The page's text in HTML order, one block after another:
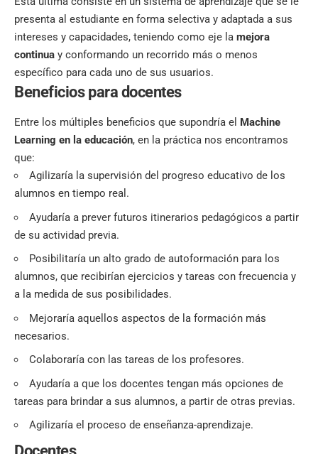
presenta al estudiante en forma selectiva y adaptada a sus
intereses y capacidades, teniendo como eje la mejora
continua y conformando un recorrido más o menos
específico para cada uno de sus usuarios.
Beneficios para docentes
Entre los múltiples beneficios que supondría el Machine
Learning en la educación, en la práctica nos encontramos
que:
Agilizaría la supervisión del progreso educativo de los
alumnos en tiempo real.
Ayudaría a prever futuros itinerarios pedagógicos a partir
de su actividad previa.
Posibilitaría un alto grado de autoformación para los
alumnos, que recibirían ejercicios y tareas con frecuencia y
a la medida de sus posibilidades.
Mejoraría aquellos aspectos de la formación más
necesarios.
Colaboraría con las tareas de los profesores.
Ayudaría a que los docentes tengan más opciones de
tareas para brindar a sus alumnos, a partir de otras previas.
Agilizaría el proceso de enseñanza-aprendizaje.